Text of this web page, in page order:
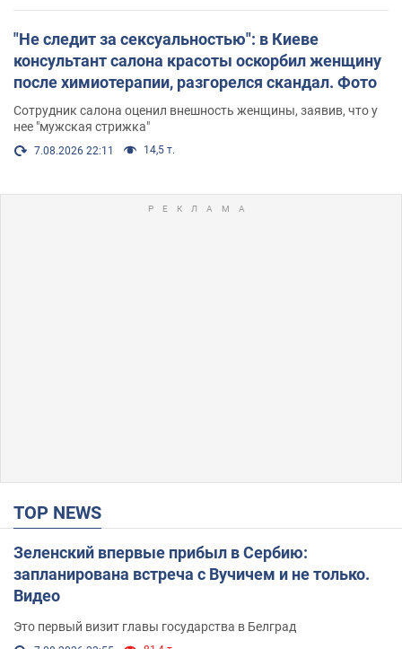
"Не следит за сексуальностью": в Киеве
консультант салона красоты оскорбил женщину
после химиотерапии, разгорелся скандал. Фото
Сотрудник салона оценил внешность женщины, заявив, что у
нее "мужская стрижка"
7.08.2026 22:11 14,5 т.
TOP NEWS
Зеленский впервые прибыл в Сербию:
запланирована встреча с Вучичем и не только.
Видео
Это первый визит главы государства в Белград